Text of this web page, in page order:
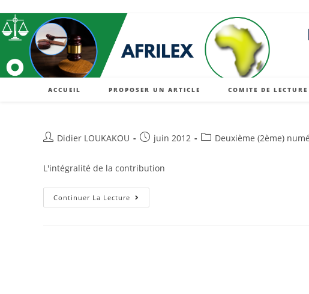
to
content
ACCUEIL PROPOSER UN ARTICLE COMITE DE LECTURE
Auteur/autrice
la
publication :
Didier LOUKAKOU
Postjuin 2012
PostDeuxième (2ème)
L'intégralité de la contribution
Continuer La Lecture L’acte
Uniforme